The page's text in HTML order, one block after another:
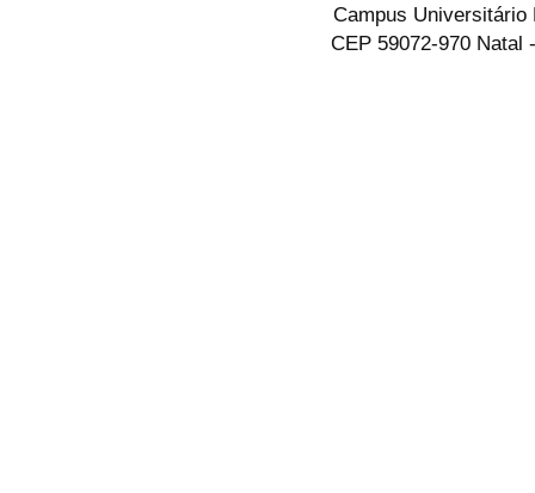
Campus Universitário
CEP 59072-970 Natal